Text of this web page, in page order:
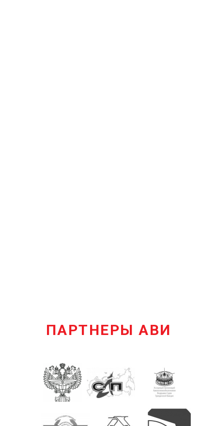
ПАРТНЕРЫ АВИ